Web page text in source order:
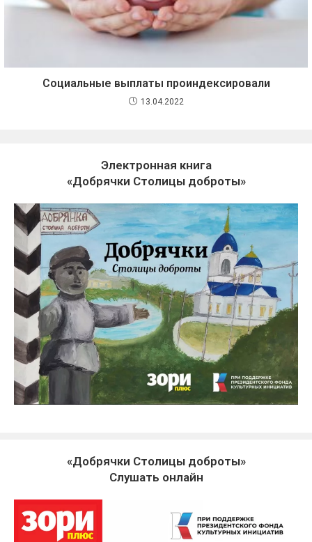
Социальные выплаты проиндексировали
13.04.2022
Электронная книга
«Добрячки Столицы доброты»
«Добрячки Столицы доброты»
Слушать онлайн